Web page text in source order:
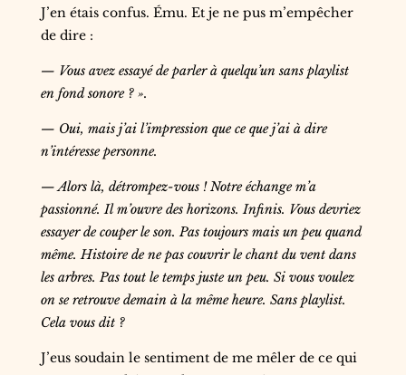
J’en étais confus. Ému. Et je ne pus m’empêcher
de dire :
— Vous avez essayé de parler à quelqu’un sans playlist
en fond sonore ? ».
— Oui, mais j’ai l’impression que ce que j’ai à dire
n’intéresse personne.
— Alors là, détrompez-vous ! Notre échange m’a
passionné. Il m’ouvre des horizons. Infinis. Vous devriez
essayer de couper le son. Pas toujours mais un peu quand
même. Histoire de ne pas couvrir le chant du vent dans
les arbres. Pas tout le temps juste un peu. Si vous voulez
on se retrouve demain à la même heure. Sans playlist.
Cela vous dit ?
J’eus soudain le sentiment de me mêler de ce qui